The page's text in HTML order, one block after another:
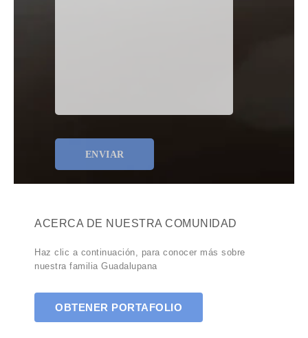
ACERCA DE NUESTRA COMUNIDAD
Haz clic a continuación, para conocer más sobre
nuestra familia Guadalupana
OBTENER PORTAFOLIO